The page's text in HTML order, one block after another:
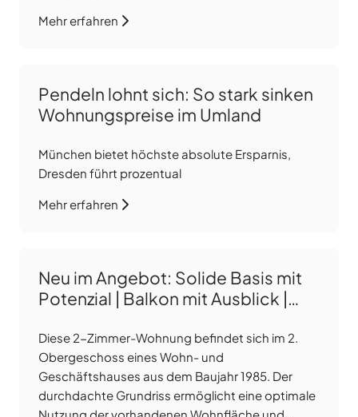
Mehr erfahren
Pendeln lohnt sich: So stark sinken
Wohnungspreise im Umland
München bietet höchste absolute Ersparnis,
Dresden führt prozentual
Mehr erfahren
Neu im Angebot: Solide Basis mit
Potenzial | Balkon mit Ausblick |
Diese 2-Zimmer-Wohnung befindet sich im 2.
Obergeschoss eines Wohn- und
Geschäftshauses aus dem Baujahr 1985. Der
durchdachte Grundriss ermöglicht eine optimale
Nutzung der vorhandenen Wohnfläche und